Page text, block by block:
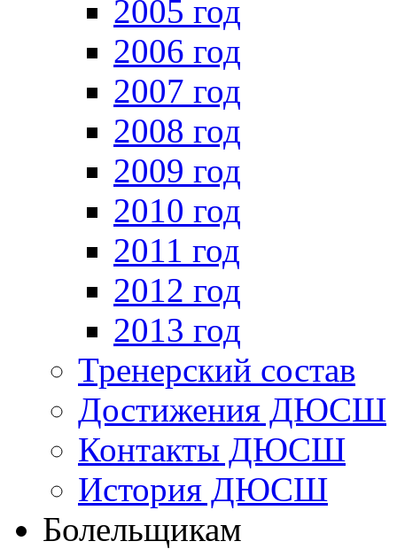
2005 год
2006 год
2007 год
2008 год
2009 год
2010 год
2011 год
2012 год
2013 год
Тренерский состав
Достижения ДЮСШ
Контакты ДЮСШ
История ДЮСШ
Болельщикам